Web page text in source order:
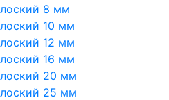
8 мм
10 мм
12 мм
16 мм
20 мм
25 мм